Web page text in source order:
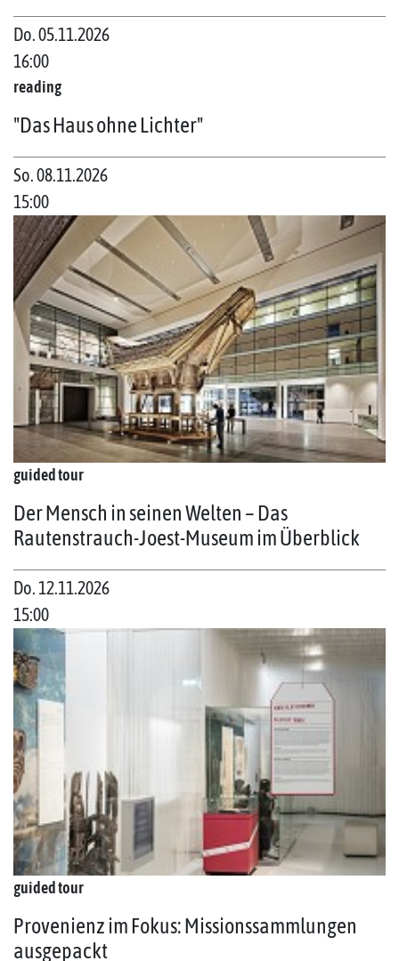
Do. 05.11.2026
16:00
reading
"Das Haus ohne Lichter"
So. 08.11.2026
15:00
guided tour
Der Mensch in seinen Welten – Das
Rautenstrauch-Joest-Museum im Überblick
Do. 12.11.2026
15:00
guided tour
Provenienz im Fokus: Missionssammlungen
ausgepackt